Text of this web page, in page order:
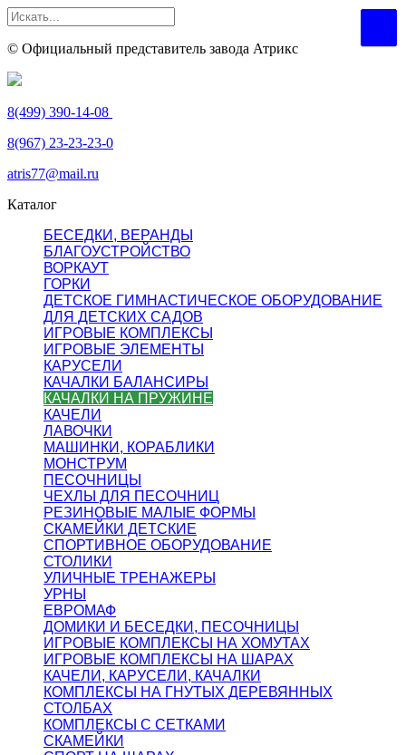
© Официальный представитель завода Атрикс
8(499) 390-14-08
8(967) 23-23-23-0
atris77@mail.ru
Каталог
БЕСЕДКИ, ВЕРАНДЫ
БЛАГОУСТРОЙСТВО
ВОРКАУТ
ГОРКИ
ДЕТСКОЕ ГИМНАСТИЧЕСКОЕ ОБОРУДОВАНИЕ
ДЛЯ ДЕТСКИХ САДОВ
ИГРОВЫЕ КОМПЛЕКСЫ
ИГРОВЫЕ ЭЛЕМЕНТЫ
КАРУСЕЛИ
КАЧАЛКИ БАЛАНСИРЫ
КАЧАЛКИ НА ПРУЖИНЕ
КАЧЕЛИ
ЛАВОЧКИ
МАШИНКИ, КОРАБЛИКИ
МОНСТРУМ
ПЕСОЧНИЦЫ
ЧЕХЛЫ ДЛЯ ПЕСОЧНИЦ
РЕЗИНОВЫЕ МАЛЫЕ ФОРМЫ
СКАМЕЙКИ ДЕТСКИЕ
СПОРТИВНОЕ ОБОРУДОВАНИЕ
СТОЛИКИ
УЛИЧНЫЕ ТРЕНАЖЕРЫ
УРНЫ
ЕВРОМАФ
ДОМИКИ И БЕСЕДКИ, ПЕСОЧНИЦЫ
ИГРОВЫЕ КОМПЛЕКСЫ НА ХОМУТАХ
ИГРОВЫЕ КОМПЛЕКСЫ НА ШАРАХ
КАЧЕЛИ, КАРУСЕЛИ, КАЧАЛКИ
КОМПЛЕКСЫ НА ГНУТЫХ ДЕРЕВЯННЫХ
СТОЛБАХ
КОМПЛЕКСЫ С СЕТКАМИ
СКАМЕЙКИ